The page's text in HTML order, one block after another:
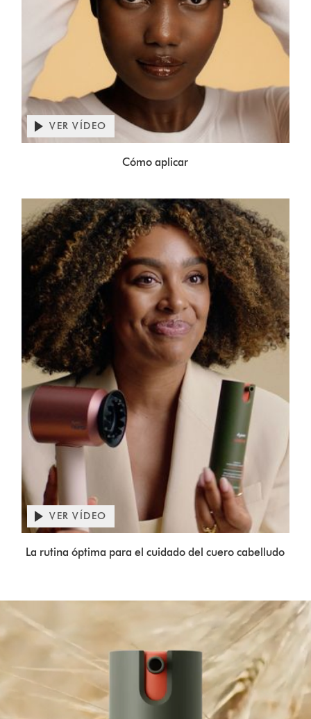
Abrir
transcripción
de
VER VÍDEO
Cómo aplicar
Transcript
Abrir
transcripción
de
VER VÍDEO
La rutina óptima para el cuidado del cuero cabelludo
Abrir